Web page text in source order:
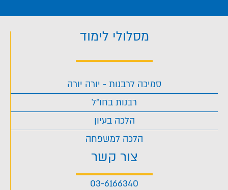
מסלולי לימוד
סמיכה לרבנות - יורה יורה
רבנות בחו"ל
הלכה בעיון
הלכה למשפחה
צור קשר
03-6166340